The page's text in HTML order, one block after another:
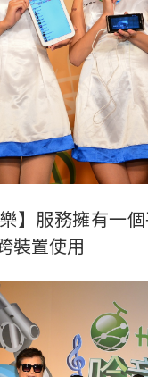
】服務擁有一
裝置使用